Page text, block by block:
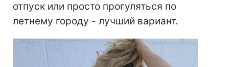
отпуск или просто прогуляться по
летнему городу - лучший вариант.